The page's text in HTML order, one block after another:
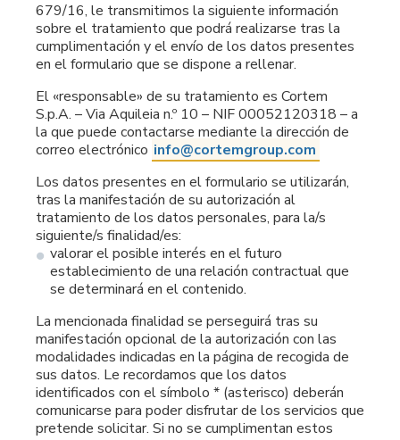
679/16, le transmitimos la siguiente información
sobre el tratamiento que podrá realizarse tras la
cumplimentación y el envío de los datos presentes
en el formulario que se dispone a rellenar.
El «responsable» de su tratamiento es Cortem
S.p.A. – Via Aquileia n.º 10 – NIF 00052120318 – a
la que puede contactarse mediante la dirección de
correo electrónico info@cortemgroup.com
Los datos presentes en el formulario se utilizarán,
tras la manifestación de su autorización al
tratamiento de los datos personales, para la/s
siguiente/s finalidad/es:
valorar el posible interés en el futuro
establecimiento de una relación contractual que
se determinará en el contenido.
La mencionada finalidad se perseguirá tras su
manifestación opcional de la autorización con las
modalidades indicadas en la página de recogida de
sus datos. Le recordamos que los datos
identificados con el símbolo * (asterisco) deberán
comunicarse para poder disfrutar de los servicios que
pretende solicitar. Si no se cumplimentan estos
Accesorios eléctricos
Green energy Ex
Aspiradores
Serie estanca
Todos los productos
Instrucciones Tecnicas
Energías renovables
Política empresarial
Trabaja con nosotros
Hazte distribuidor nuestro
Reference list
Certificados de la empresa
Entrevistas y prensa
Galería y vídeos